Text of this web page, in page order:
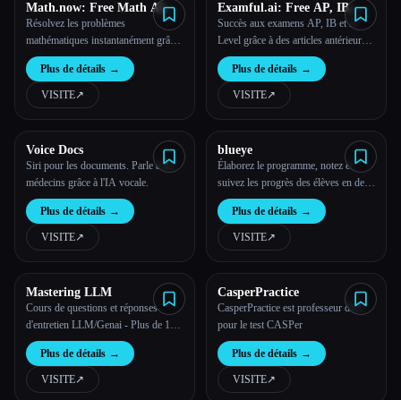
Math.now: Free Math AI
Solver powered by math
GPT
Résolvez les problèmes
mathématiques instantanément grâce
à des solutions précises, étape par
étape.Plus de détails →
VISITE↗︎
Examful.ai: Free AP, IB,
and A-Level Past Papers and
Tutoring
Succès aux examens AP, IB et A
Level grâce à des articles antérieurs
gratuits et à des cours d'IA sur
ExamFul.ai !
Plus de détails →
VISITE↗︎
Voice Docs
Siri pour les documents. Parle à tes
médecins grâce à l'IA vocale.
Plus de détails →
VISITE↗︎
blueye
Élaborez le programme, notez et
suivez les progrès des élèves en deux
fois moins de temps.
Plus de détails →
VISITE↗︎
Mastering LLM
Cours de questions et réponses
d'entretien LLM/Genai - Plus de 120
vraies questions d'entretien posées
par FAANG et plus de 120
questions d'évaluation + Certification
+ études de cas en temps réel
Plus de détails →
VISITE↗︎
CasperPractice
CasperPractice est professeur d'IA
pour le test CASPer
Plus de détails →
VISITE↗︎